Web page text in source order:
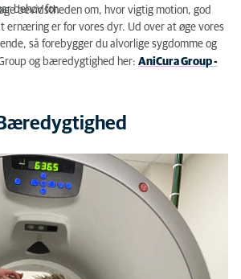
behov for.
bevidstheden om, hvor vigtig motion, god
ernæring er for vores dyr. Ud over at øge vores
så forebygger du alvorlige sygdomme og
og bæredygtighed her: AniCura Group -
Bæredygtighed